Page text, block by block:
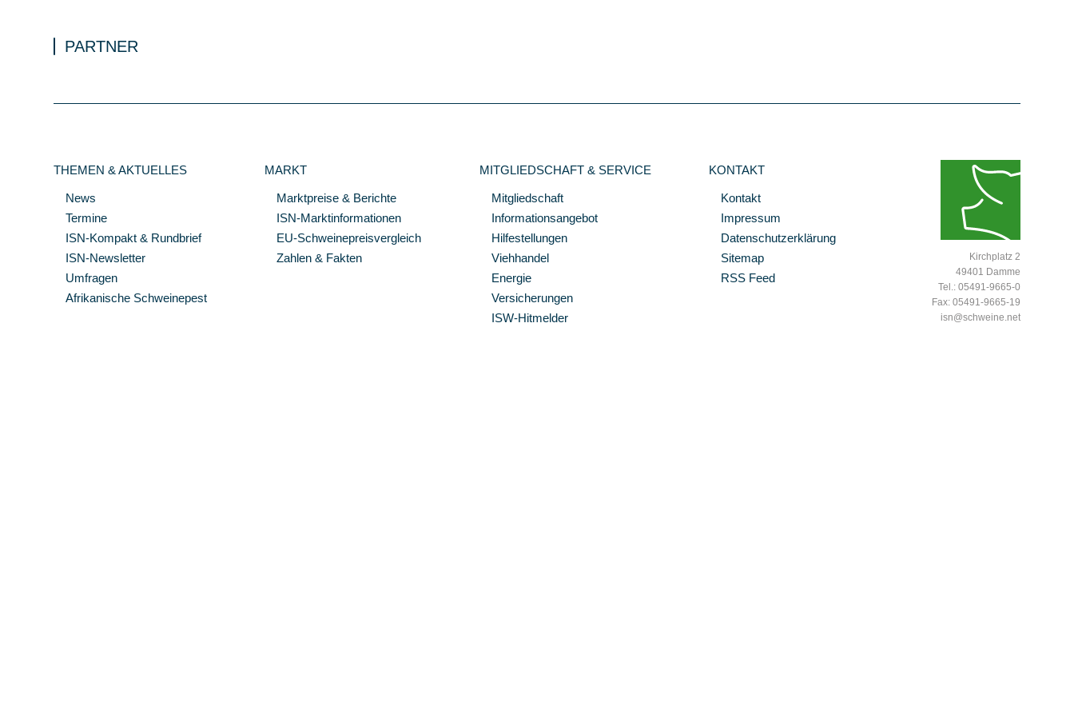
PARTNER
THEMEN & AKTUELLES
News
Termine
ISN-Kompakt & Rundbrief
ISN-Newsletter
Umfragen
Afrikanische Schweinepest
MARKT
Marktpreise & Berichte
ISN-Marktinformationen
EU-Schweinepreisvergleich
Zahlen & Fakten
MITGLIEDSCHAFT & SERVICE
Mitgliedschaft
Informationsangebot
Hilfestellungen
Viehhandel
Energie
Versicherungen
ISW-Hitmelder
KONTAKT
Kontakt
Impressum
Datenschutzerklärung
Sitemap
RSS Feed
Kirchplatz 2
49401 Damme
Tel.: 05491-9665-0
Fax: 05491-9665-19
isn@schweine.net